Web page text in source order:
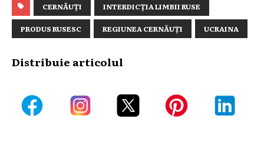
CERNĂUȚI INTERDICŢIA LIMBII RUSE
PRODUS RUSESC REGIUNEA CERNĂUȚI UCRAINA
Distribuie articolul